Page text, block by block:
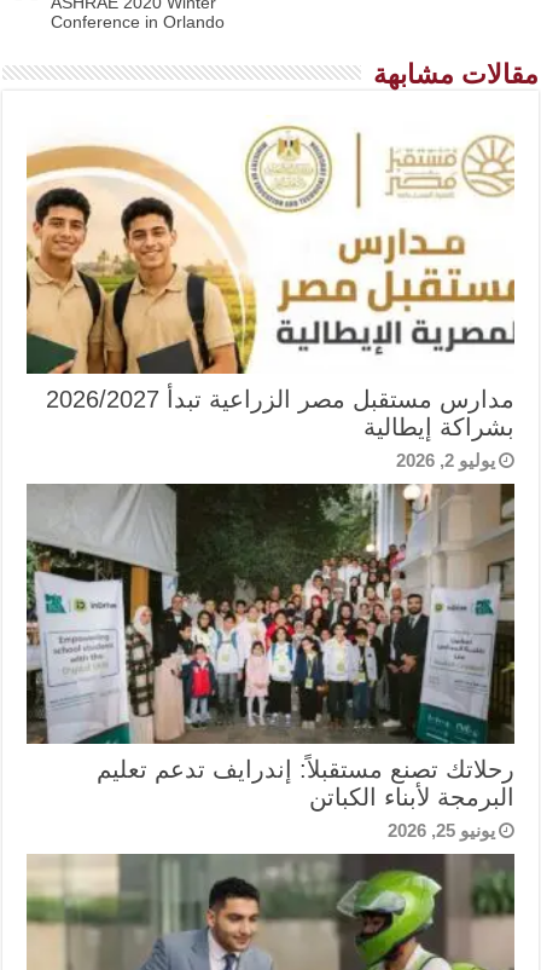
Conference in Orlando
مقالات مشابهة
مدارس مستقبل مصر الزراعية تبدأ 2026/2027
بشراكة إيطالية
يوليو 2, 2026
رحلاتك تصنع مستقبلاً: إندرايف تدعم تعليم
البرمجة لأبناء الكباتن
يونيو 25, 2026